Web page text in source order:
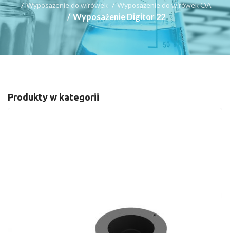
Wyposażenie do wirówek
Wyposażenie do wirówek OA
Wyposażenie Digitor 22
Produkty w kategorii